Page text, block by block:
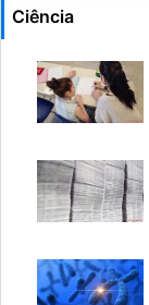
Ciência